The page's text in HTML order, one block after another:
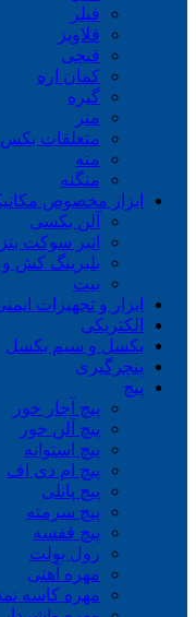
فیلر
قلاویز
قیچی
کمان اره
گیره
متر
متعلقات بکس
مته
منگنه
ابزار مخصوص
آلن بکسی
انبر سوکت
بلبرینگ کش
بیت
ابزار و تجهیزات
الکتریکی
بکسل و سیم بکسل
پنچرگیری
پیچ
پیچ آچار خور
پیچ آلن خور
پیچ استوانه
پیچ ام دی اف
پیچ پانلی
پیچ سرمته
پیچ قفسه
رول بولت
مهره آهنی
مهره کاسه